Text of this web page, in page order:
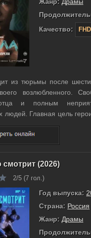
Качество:
из тюрьмы после
возлюбленного.
и полным
Главная цель
за решеткой и
Внешний мир
и равнодушным к её
смотрит (2026)
2/5 (7 гол.)
Год выпуска:
Страна: Россия
Жанр: Драмы